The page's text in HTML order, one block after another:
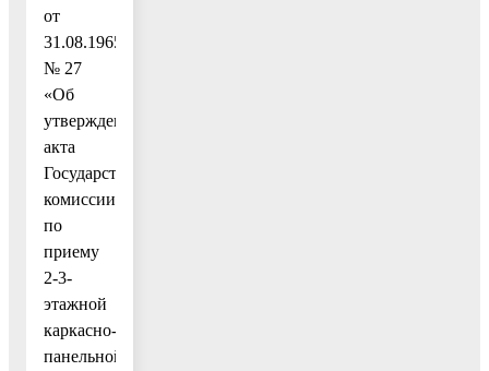
от
31.08.1965
№ 27
«Об
утверждении
акта
Государственной
комиссии
по
приему
2-3-
этажной
каркасно-
панельной